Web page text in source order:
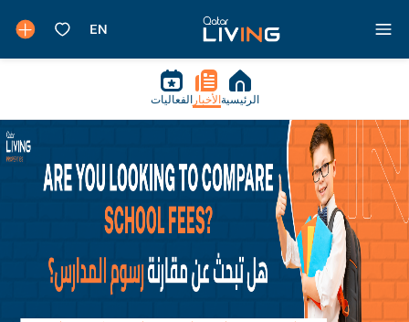
الرئيسية الأخبار الفعاليات